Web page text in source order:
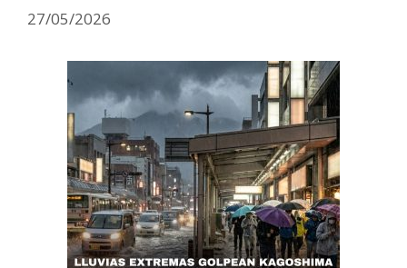
27/05/2026